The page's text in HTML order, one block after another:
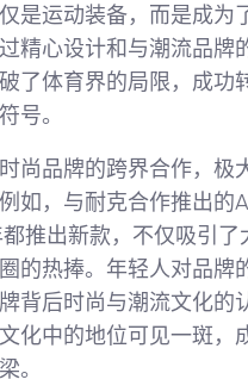
是运动装备，而是成为
精心设计和与潮流品牌
了体育界的局限，成功
号。
尚品牌的跨界合作，极
如，与耐克合作推出的
推出新款，不仅吸引了
的热捧。年轻人对品牌
背后时尚与潮流文化的
化中的地位可见一斑，
。